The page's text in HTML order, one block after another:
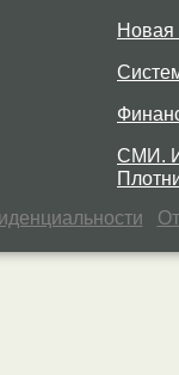
Новая
СМИ.